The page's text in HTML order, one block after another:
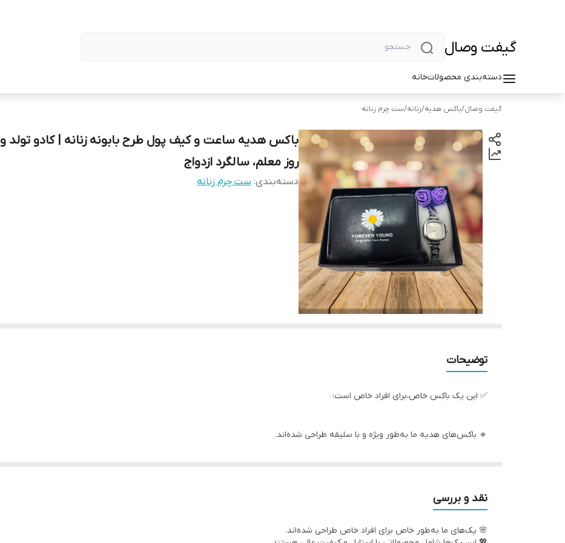
گیفت وصال
دسته‌بندی محصولاتخانه
گیفت وصال/باکس هدیه/زنانه/ست چرم زنانه
باکس هدیه ساعت و کیف پول طرح بابونه زنانه | کادو تولد و
روز معلم، سالگرد ازدواج
دسته‌بندی: ست چرم زنانه
توضیحات
✅ این یک باکس خاص،برای افراد خاص است:
🔹 باکس‌های هدیه ما به‌طور ویژه و با سلیقه طراحی شده‌اند.
🔹 هر محصول با دقت و توجه ویژه انتخاب شده تا بهترین تجربه را به شما ارائه دهد.
🔹 مواد اولیه با کیفیت، دوام و راحتی را در کنار زیبایی تضمین می‌کنند.
🔹 این پک‌ها نه تنها برای هدیه، بلکه برای خودتان نیز مناسب‌اند!
نقد و بررسی
🌸 پک‌های ما به‌طور خاص برای افراد خاص طراحی شده‌اند.